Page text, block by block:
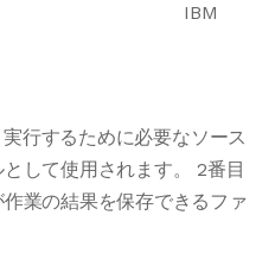
IBM
行するために必要なソース
して使用されます。 2番目
業の結果を保存できるファ